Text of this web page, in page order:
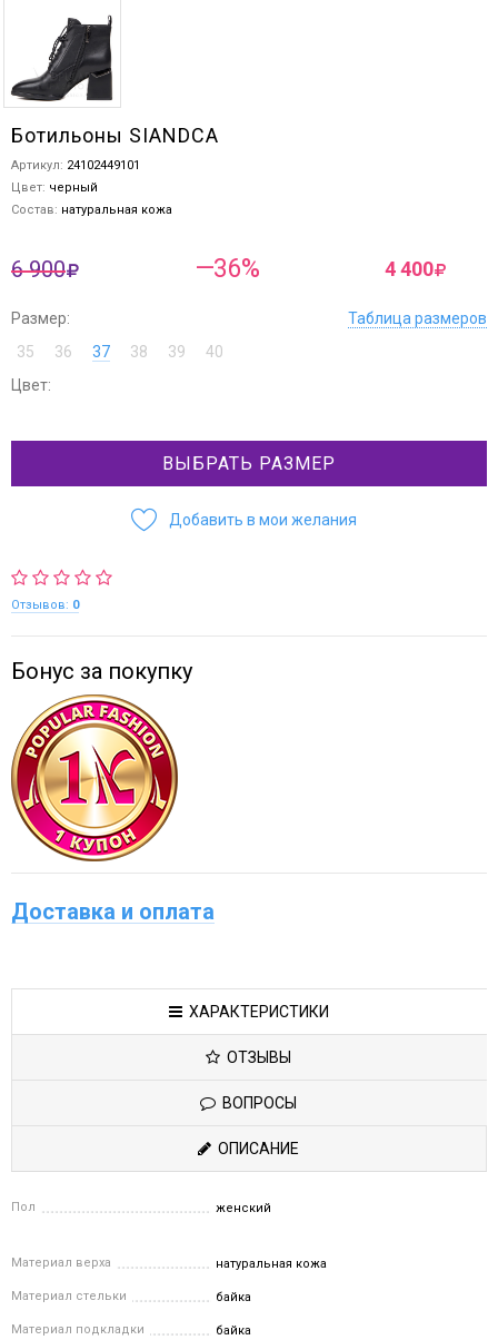
Ботильоны SIANDCA
Артикул: 24102449101
Цвет: черный
Состав: натуральная кожа
6 900 —36% 4 400
Размер:
Таблица размеров
35
36 37 38 39
40
Цвет:
ВЫБРАТЬ РАЗМЕР
Добавить в мои желания
Отзывов: 0
Бонус за покупку
Доставка и оплата
ХАРАКТЕРИСТИКИ
ОТЗЫВЫ
ВОПРОСЫ
ОПИСАНИЕ
Пол женский
Материал верха натуральная кожа
Материал стельки байка
Материал подкладки байка